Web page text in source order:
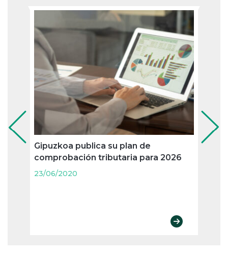
Gipuzkoa publica su plan de
comprobación tributaria para 2026
23/06/2020